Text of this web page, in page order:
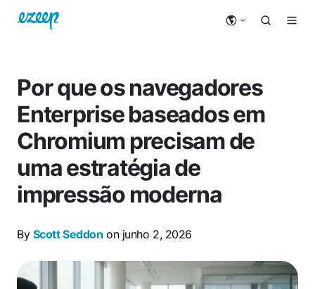
Por que os navegadores
Enterprise baseados em
Chromium precisam de
uma estratégia de
impressão moderna
By Scott Seddon on junho 2, 2026